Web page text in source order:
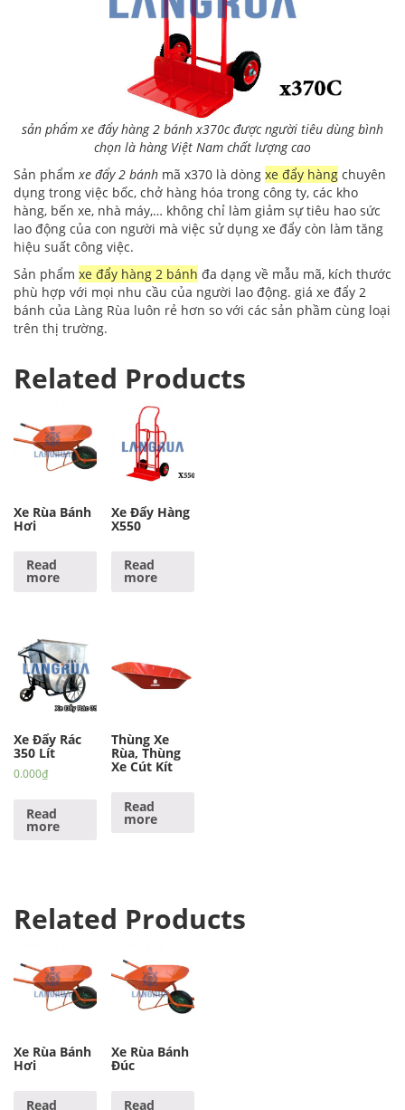
sản phẩm xe đẩy hàng 2 bánh x370c được người tiêu dùng bình
chọn là hàng Việt Nam chất lượng cao
Sản phẩmxe đẩy 2 bánh mã x370 là dòng xe đẩy hàng chuyên
dụng trong việc bốc, chở hàng hóa trong công ty, các kho
hàng, bến xe, nhà máy,… không chỉ làm giảm sự tiêu hao sức
lao động của con người mà việc sử dụng xe đẩy còn làm tăng
hiệu suất công việc.
Sản phẩm xe đẩy hàng 2 bánh đa dạng về mẫu mã, kích thước
phù hợp với mọi nhu cầu của người lao động. giá xe đẩy 2
bánh của Làng Rùa luôn rẻ hơn so với các sản phầm cùng loại
trên thị trường.
Related Products
Xe Rùa Bánh
Hơi
Read
more
Xe Đẩy Hàng
X550
Read
more
Xe Đẩy Rác
350 Lít
0.000₫
Read
more
Thùng Xe
Rùa, Thùng
Xe Cút Kít
Read
more
Related Products
Xe Rùa Bánh
Hơi
Read
Xe Rùa Bánh
Đúc
Read